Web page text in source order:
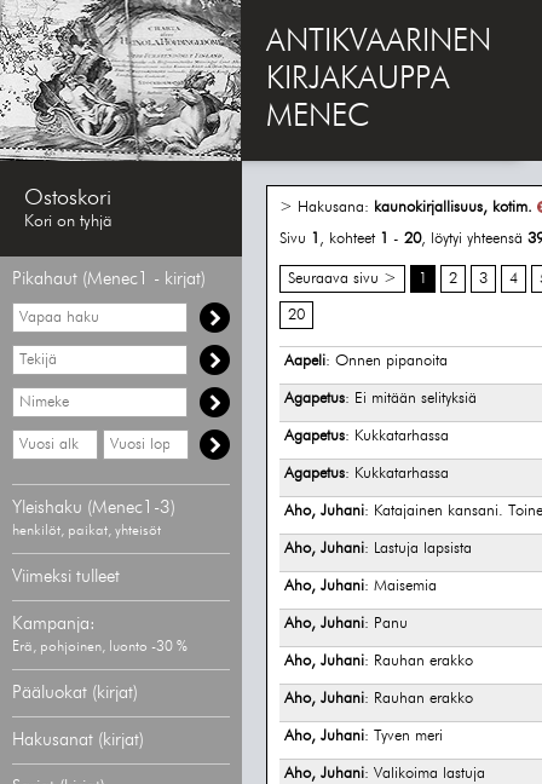
ANTIKVAARINEN
KIRJAKAUPPA
MENEC
Ostoskori
Kori on tyhjä
Pikahaut (Menec1 - kirjat)
Vapaa
haku
Hae
tekijää
Hae
nimekettä
Hae
vähimmäisvuosi
Hae
enimmäisvuosi
Yleishaku (Menec1-3)
henkilöt, paikat, yhteisöt
Viimeksi tulleet
Kampanja:
Erä, pohjoinen, luonto -30 %
Pääluokat (kirjat)
Hakusanat (kirjat)
> Hakusana: kaunokirjallisuus, kotim.
Sivu 1 , kohteet 1 - 20, löytyi yhteensä
Seuraava sivu > 1 2 3 4
20
Aapeli: Onnen pipanoita
Agapetus: Ei mitään selityksiä
Agapetus: Kukkatarhassa
Agapetus: Kukkatarhassa
Aho, Juhani: Katajainen kansani.
Aho, Juhani: Lastuja lapsista
Aho, Juhani: Maisemia
Aho, Juhani: Panu
Aho, Juhani: Rauhan erakko
Aho, Juhani: Rauhan erakko
Aho, Juhani: Tyven meri
Aho, Juhani: Valikoima lastuja